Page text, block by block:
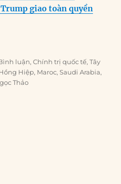
giao toàn quyền
luận,Chính trị quốc tế,Tây
Hiệp, Maroc,Saudi Arabia,
Thảo